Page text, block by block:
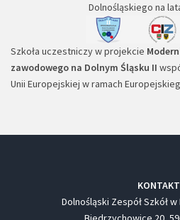
Dolnośląskiego na
Szkoła uczestniczy w projekcie
zawodowego na Dolnym Śląsku II
Unii Europejskiej w ramach
KONTAKT
Dolnośląski Zespół Szkół